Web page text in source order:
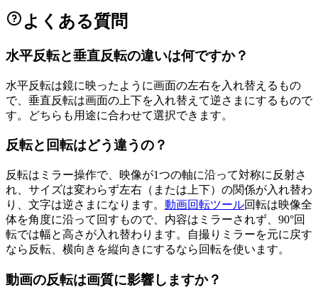
よくある質問
水平反転と垂直反転の違いは何ですか？
水平反転は鏡に映ったように画面の左右を入れ替えるもの
で、垂直反転は画面の上下を入れ替えて逆さまにするもので
す。どちらも用途に合わせて選択できます。
反転と回転はどう違うの？
反転はミラー操作で、映像が1つの軸に沿って対称に反射さ
れ、サイズは変わらず左右（または上下）の関係が入れ替わ
り、文字は逆さまになります。 動画回転ツール回転は映像全
体を角度に沿って回すもので、内容はミラーされず、90°回
転では幅と高さが入れ替わります。自撮りミラーを元に戻す
なら反転、横向きを縦向きにするなら回転を使います。
動画の反転は画質に影響しますか？